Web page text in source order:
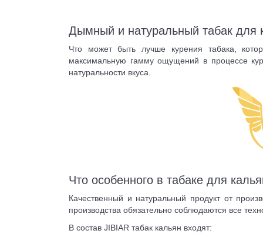
Дымный и натуральный табак для
Что может быть лучше курения табака,
максимальную гамму ощущений в процессе
натуральности вкуса.
Что особенного в табаке для
Качественный и натуральный продукт от
производства обязательно соблюдаются все
В состав JIBIAR табак кальян входят: